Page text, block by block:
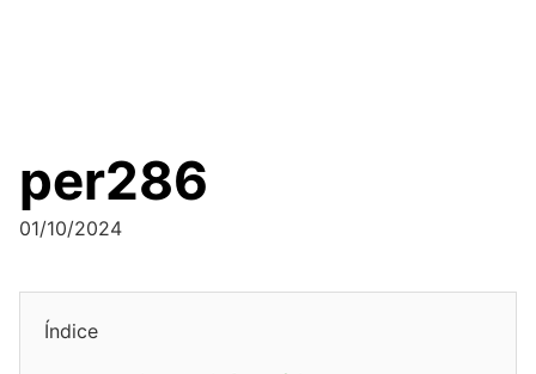
per286
01/10/2024
Índice